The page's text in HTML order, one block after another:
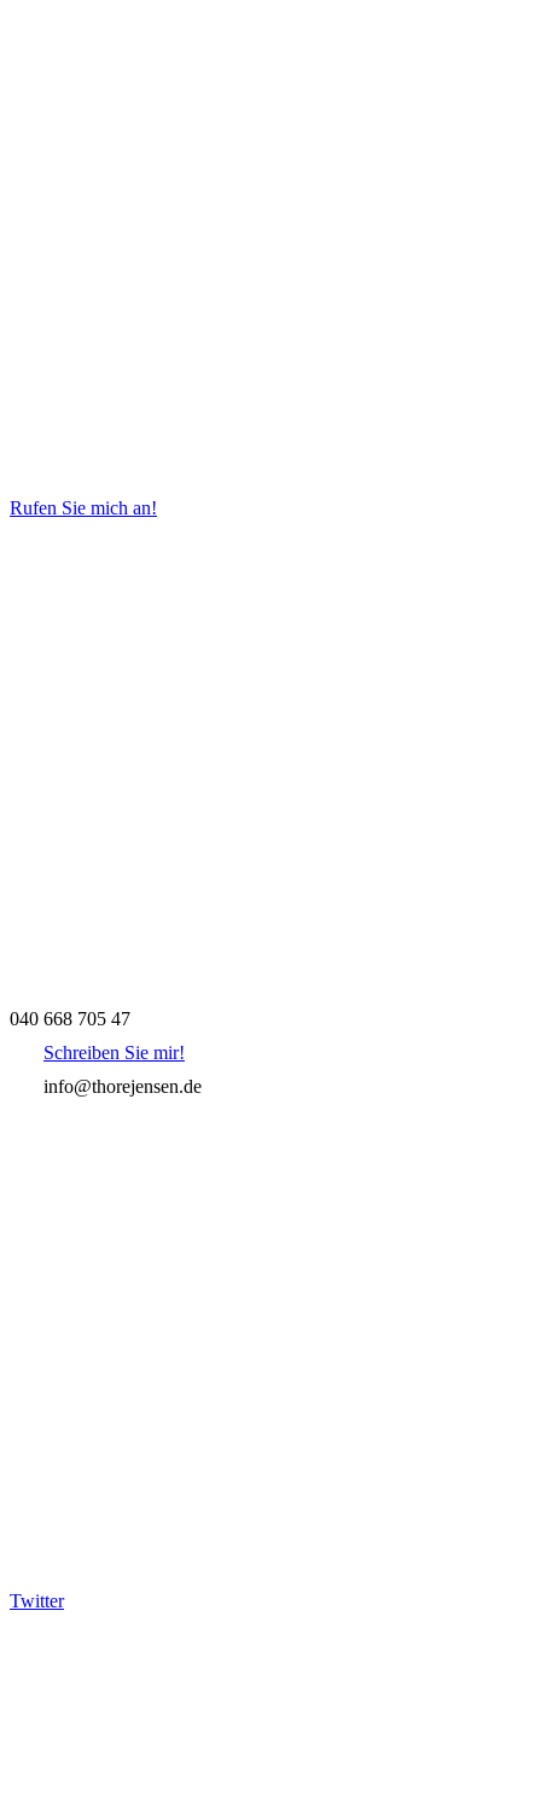
Rufen Sie mich an!
040 668 705 47
Schreiben Sie mir!
info@thorejensen.de
Twitter